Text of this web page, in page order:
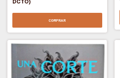
DCTO)
COMPRAR